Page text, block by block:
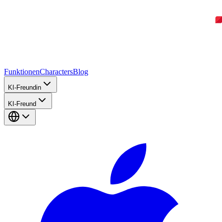
FunktionenCharactersBlog
KI-Freundin
KI-Freund